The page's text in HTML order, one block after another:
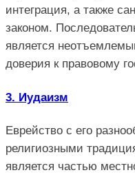
интеграция, а также
законом.
является
доверия к правовому
3. Иудаизм
Еврейство с его
религиозными
является частью